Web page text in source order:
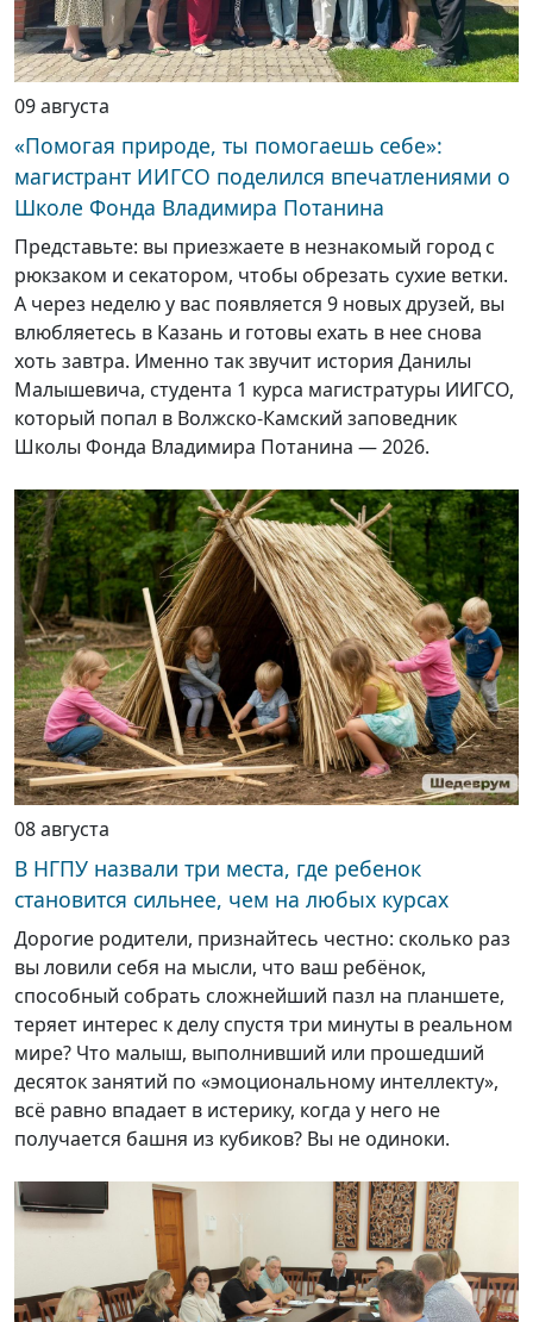
09 августа
«Помогая природе, ты помогаешь себе»:
магистрант ИИГСО поделился впечатлениями о
Школе Фонда Владимира Потанина
Представьте: вы приезжаете в незнакомый город с
рюкзаком и секатором, чтобы обрезать сухие ветки.
А через неделю у вас появляется 9 новых друзей, вы
влюбляетесь в Казань и готовы ехать в нее снова
хоть завтра. Именно так звучит история Данилы
Малышевича, студента 1 курса магистратуры ИИГСО,
который попал в Волжско-Камский заповедник
Школы Фонда Владимира Потанина — 2026.
08 августа
В НГПУ назвали три места, где ребенок
становится сильнее, чем на любых курсах
Дорогие родители, признайтесь честно: сколько раз
вы ловили себя на мысли, что ваш ребёнок,
способный собрать сложнейший пазл на планшете,
теряет интерес к делу спустя три минуты в реальном
мире? Что малыш, выполнивший или прошедший
десяток занятий по «эмоциональному интеллекту»,
всё равно впадает в истерику, когда у него не
получается башня из кубиков? Вы не одиноки.